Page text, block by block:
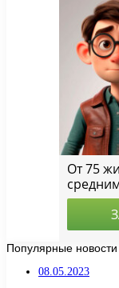
Популярные новости
08.05.2023